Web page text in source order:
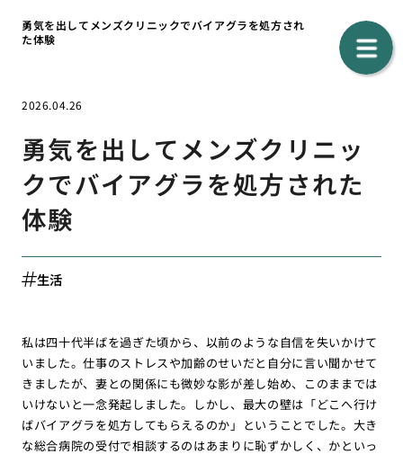
勇気を出してメンズクリニックでバイアグラを処方され
た体験
2026.04.26
勇気を出してメンズクリニッ
クでバイアグラを処方された
体験
生活
私は四十代半ばを過ぎた頃から、以前のような自信を失いかけて
いました。仕事のストレスや加齢のせいだと自分に言い聞かせて
きましたが、妻との関係にも微妙な影が差し始め、このままでは
いけないと一念発起しました。しかし、最大の壁は「どこへ行け
ばバイアグラを処方してもらえるのか」ということでした。大き
な総合病院の受付で相談するのはあまりに恥ずかしく、かといっ